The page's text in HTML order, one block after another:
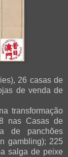
26 casas de
de venda de
transformação
nas Casas de
de panchões
gambling); 225
salga de peixe